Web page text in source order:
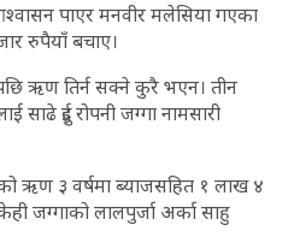
पाएर मनवीर मलेसिया गएका
रुपैयाँ बचाए।
ऋण तिर्न सक्ने कुरै भएन। तीन
साढे दुई रोपनी जग्गा नामसारी
ऋण ३ वर्षमा ब्याजसहित १ लाख ४
जग्गाको लालपुर्जा अर्का साहु